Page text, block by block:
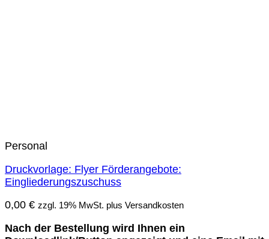
Personal
Druckvorlage: Flyer Förderangebote:
Eingliederungszuschuss
0,00 € zzgl. 19% MwSt. plus Versandkosten
Nach der Bestellung wird Ihnen ein